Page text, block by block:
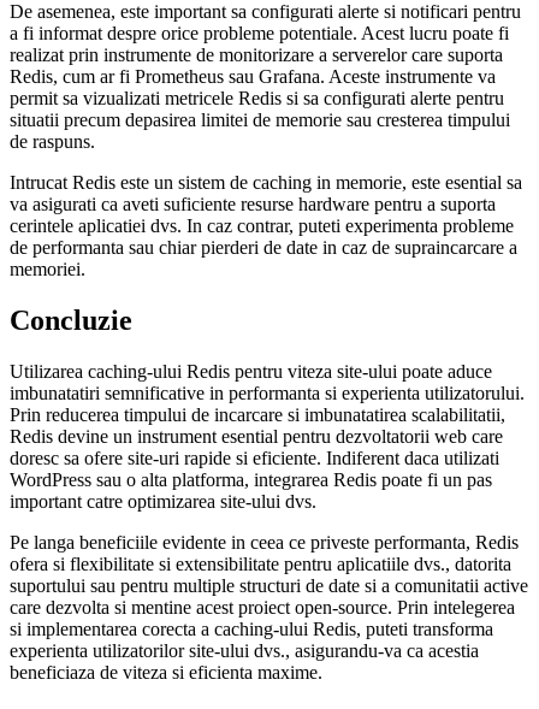
De asemenea, este important sa configurati alerte si notificari pentru
a fi informat despre orice probleme potentiale. Acest lucru poate fi
realizat prin instrumente de monitorizare a serverelor care suporta
Redis, cum ar fi Prometheus sau Grafana. Aceste instrumente va
permit sa vizualizati metricele Redis si sa configurati alerte pentru
situatii precum depasirea limitei de memorie sau cresterea timpului
de raspuns.
Intrucat Redis este un sistem de caching in memorie, este esential sa
va asigurati ca aveti suficiente resurse hardware pentru a suporta
cerintele aplicatiei dvs. In caz contrar, puteti experimenta probleme
de performanta sau chiar pierderi de date in caz de supraincarcare a
memoriei.
Concluzie
Utilizarea caching-ului Redis pentru viteza site-ului poate aduce
imbunatatiri semnificative in performanta si experienta utilizatorului.
Prin reducerea timpului de incarcare si imbunatatirea scalabilitatii,
Redis devine un instrument esential pentru dezvoltatorii web care
doresc sa ofere site-uri rapide si eficiente. Indiferent daca utilizati
WordPress sau o alta platforma, integrarea Redis poate fi un pas
important catre optimizarea site-ului dvs.
Pe langa beneficiile evidente in ceea ce priveste performanta, Redis
ofera si flexibilitate si extensibilitate pentru aplicatiile dvs., datorita
suportului sau pentru multiple structuri de date si a comunitatii active
care dezvolta si mentine acest proiect open-source. Prin intelegerea
si implementarea corecta a caching-ului Redis, puteti transforma
experienta utilizatorilor site-ului dvs., asigurandu-va ca acestia
beneficiaza de viteza si eficienta maxime.